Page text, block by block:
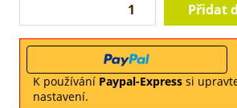
Přidat
K používání Paypal-Expresssi
nastavení.